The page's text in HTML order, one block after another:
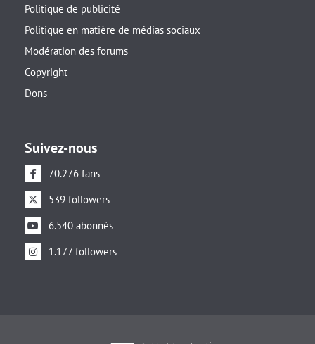
Politique de publicité
Politique en matière de médias sociaux
Modération des forums
Copyright
Dons
Suivez-nous
70.276 fans
539 followers
6.540 abonnés
1.177 followers